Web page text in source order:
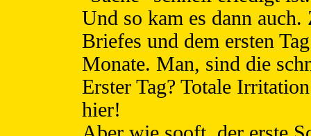
Und so kam es dann auch.
Briefes und dem ersten
Monate. Man, sind die
Erster Tag? Totale
hier!